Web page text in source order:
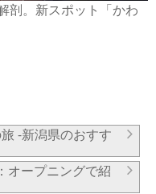
剖。新スポット「かわ
-新潟県のおすす
オープニングで紹